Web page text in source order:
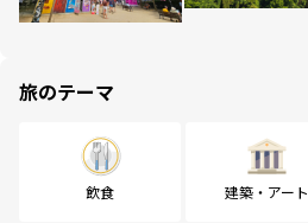
旅のテーマ
飲食 建築・アート